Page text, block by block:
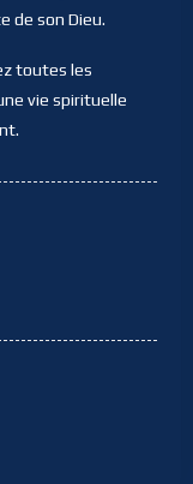
de son Dieu.
toutes les
vie spirituelle